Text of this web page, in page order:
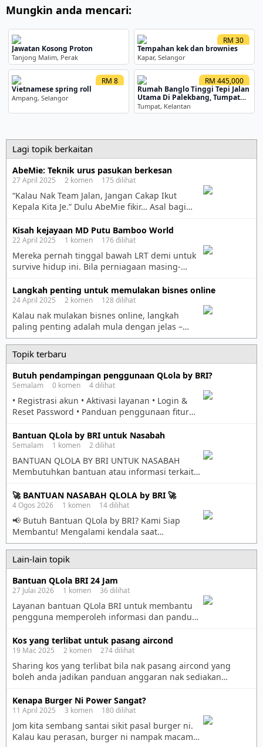
Mungkin anda mencari:
Jawatan Kosong Proton
Tanjong Malim, Perak
RM 30
Tempahan kek dan brownies
Kapar, Selangor
RM 8
Vietnamese spring roll
Ampang, Selangor
RM 445,000
Rumah Banglo Tinggi Tepi Jalan
Utama Di Palekbang, Tumpat
Kelantan
Tumpat, Kelantan
Lagi topik berkaitan
AbeMie: Teknik urus pasukan berkesan
27 April 2025 2 komen 175 dilihat
“Kalau Nak Team Jalan, Jangan Cakap Ikut
Kepala Kita Je.” Dulu AbeMie fikir… Asal bagi
buat meeting power, semua orang mesti
semangat. Tapi pelik… Ada yang faham tapi tak
gerak. Ada yang gerak tapi tak ikut flow. Ada
yang blur walau dah explain 3 kali. Rupanya…
cara kita […]
Kisah kejayaan MD Putu Bamboo World
22 April 2025 1 komen 176 dilihat
Mereka pernah tinggal bawah LRT demi untuk
survive hidup ini. Bila perniagaan masing-
Mohamad Hassan hidup terumbang ambing.
Pada tahun 2008 mereka bertemu tanpa
dirancang. Karim Atan dan Mohamad Hassan
bertemu di sebuah gerai makan dan Karim
cadangkan mereka berniaga kuih putu
bamboo. Ini kerana Karim pernah belajar
resepinya dari […]
Langkah penting untuk memulakan bisnes online
24 April 2025 2 komen 128 dilihat
Kalau nak mulakan bisnes online, langkah
paling penting adalah mula dengan jelas –
faham apa yang nak dijual, kepada siapa, dan
bagaimana nak sampaikan. Saya ringkaskan
untuk senang ikut: . ✅ Langkah 1: Tentukan
Niche & Produk Tanya diri: • Apa masalah yang
orang sanggup bayar untuk selesaikan? • Apa
Topik terbaru
Butuh pendampingan penggunaan QLola by BRI?
Semalam 0 komen 4 dilihat
• Registrasi akun • Aktivasi layanan • Login &
Reset Password • Panduan penggunaan fitur
Bantuan QLola by BRI untuk Nasabah
Semalam 1 komen 2 dilihat
BANTUAN QLOLA BY BRI UNTUK NASABAH
Membutuhkan bantuan atau informasi terkait
membantu memberikan informasi dan
panduan penggunaan layanan. 📱 WhatsApp:
085381102001 Silakan hubungi kami untuk
informasi lebih lanjut.
🚀 BANTUAN NASABAH QLOLA by BRI 🚀
4 Ogos 2026 1 komen 14 dilihat
📢 Butuh Bantuan QLola by BRI? Kami Siap
Membantu! Mengalami kendala saat
menggunakan QLola by BRI? Kami siap
memberikan panduan penggunaan dan
membantu menjelaskan berbagai fitur QLola. 🌐
Kunjungi halaman informasi: https://qlolabri-
mcsrbi2t.manus.space Layanan yang dapat
dibantu: ✅ Panduan registrasi & aktivasi akun
✅ Bantuan login & reset password ✅
Pengaturan User ID & hak akses […]
Lain-lain topik
Bantuan QLola BRI 24 Jam
27 Julai 2026 1 komen 36 dilihat
Layanan bantuan QLola BRI untuk membantu
pengguna memperoleh informasi dan panduan
lanjut, silakan kunjungi:
https://www.qlolahelp.app⁠ Silakan ikuti
prosedur keamanan yang berlaku dan jangan
pernah membagikan PIN, password, atau OTP
kepada siapa pun kecuali melalui mekanisme
resmi yang ditetapkan.
Kos yang terlibat untuk pasang aircond
19 Mac 2025 2 komen 274 dilihat
Sharing kos yang terlibat bila nak pasang aircond yang
boleh anda jadikan panduan anggaran nak sediakan
aircond,jenis aircond inverter or non inverter,kualiti kerja,on
time,tinggi rendah,tahap kesukaran tempat. Contoh saya
upah orang pasang aircond 1.5hp ni. 1 – kena tengok dah
ada point/suis/laluan wayar untuk aircond ke […]
Kenapa Burger Ni Power Sangat?
11 April 2025 3 komen 180 dilihat
Jom kita sembang santai sikit pasal burger ni.
Kalau kau perasan, burger ni nampak macam